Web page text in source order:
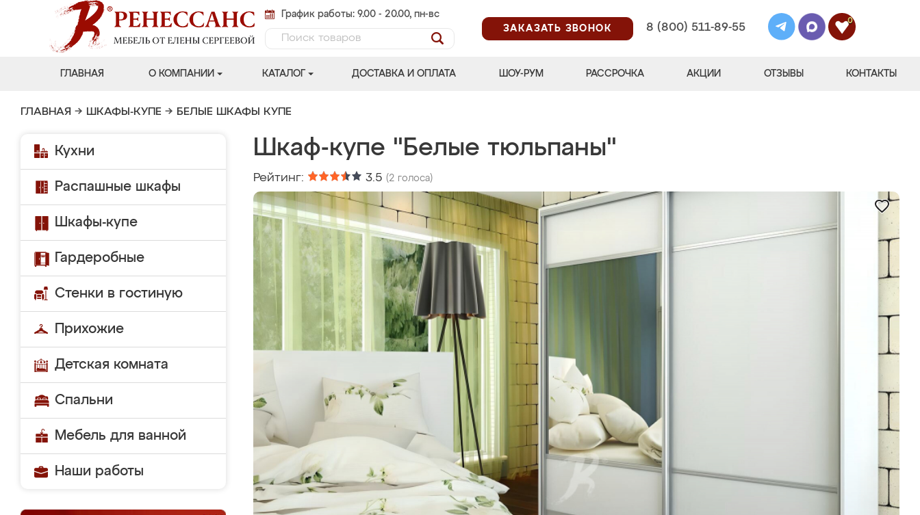
График работы: 9.00 - 20.00, пн-вс
ЗАКАЗАТЬ ЗВОНОК
8 (800) 511-89-55
0
ГЛАВНАЯ О КОМПАНИИ КАТАЛОГ ДОСТАВКА И ОПЛАТА ШОУ-РУМ РАССРОЧКА АКЦИИ ОТЗЫВЫ КОНТАКТЫ
ГЛАВНАЯ → ШКАФЫ-КУПЕ → БЕЛЫЕ ШКАФЫ КУПЕ
Кухни
Распашные шкафы
Шкафы-купе
Гардеробные
Стенки в гостиную
Прихожие
Детская комната
Спальни
Мебель для ванной
Наши работы
Шкаф-купе "Белые тюльпаны"
Рейтинг: 3.5 (2 голоса)